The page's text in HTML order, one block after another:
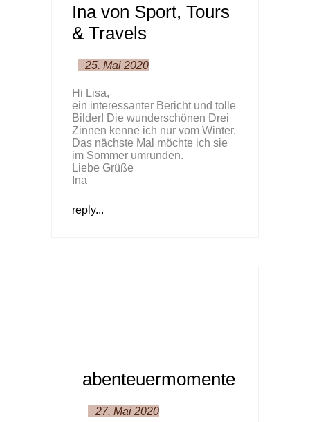
Ina von Sport, Tours
& Travels
25. Mai 2020
Hi Lisa,
ein interessanter Bericht und tolle
Bilder! Die wunderschönen Drei
Zinnen kenne ich nur vom Winter.
Das nächste Mal möchte ich sie
im Sommer umrunden.
Liebe Grüße
Ina
reply...
abenteuermomente
27. Mai 2020